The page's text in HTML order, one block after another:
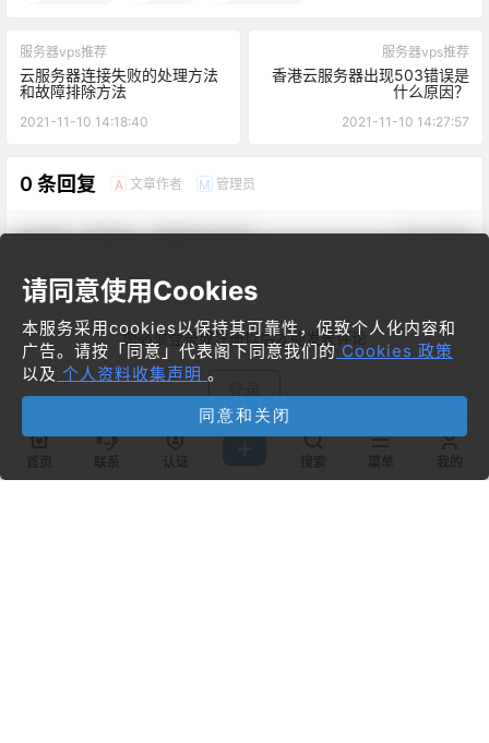
服务器vps推荐
云服务器连接失败的处理方法
和故障排除方法
2021-11-10 14:18:40
服务器vps推荐
香港云服务器出现503错误是
什么原因？
2021-11-10 14:27:57
0 条回复 A 文章作者 M 管理员
您必须登录或注册以后才能发表评论
欢迎您，新朋友，感谢参与互动！ 确认修改
请同意使用Cookies
本服务采用cookies以保持其可靠性，促致个人化内容和
广告。请按「同意」代表阁下同意我们的 Cookies 政策
以及 个人资料收集声明 。
同意和关闭